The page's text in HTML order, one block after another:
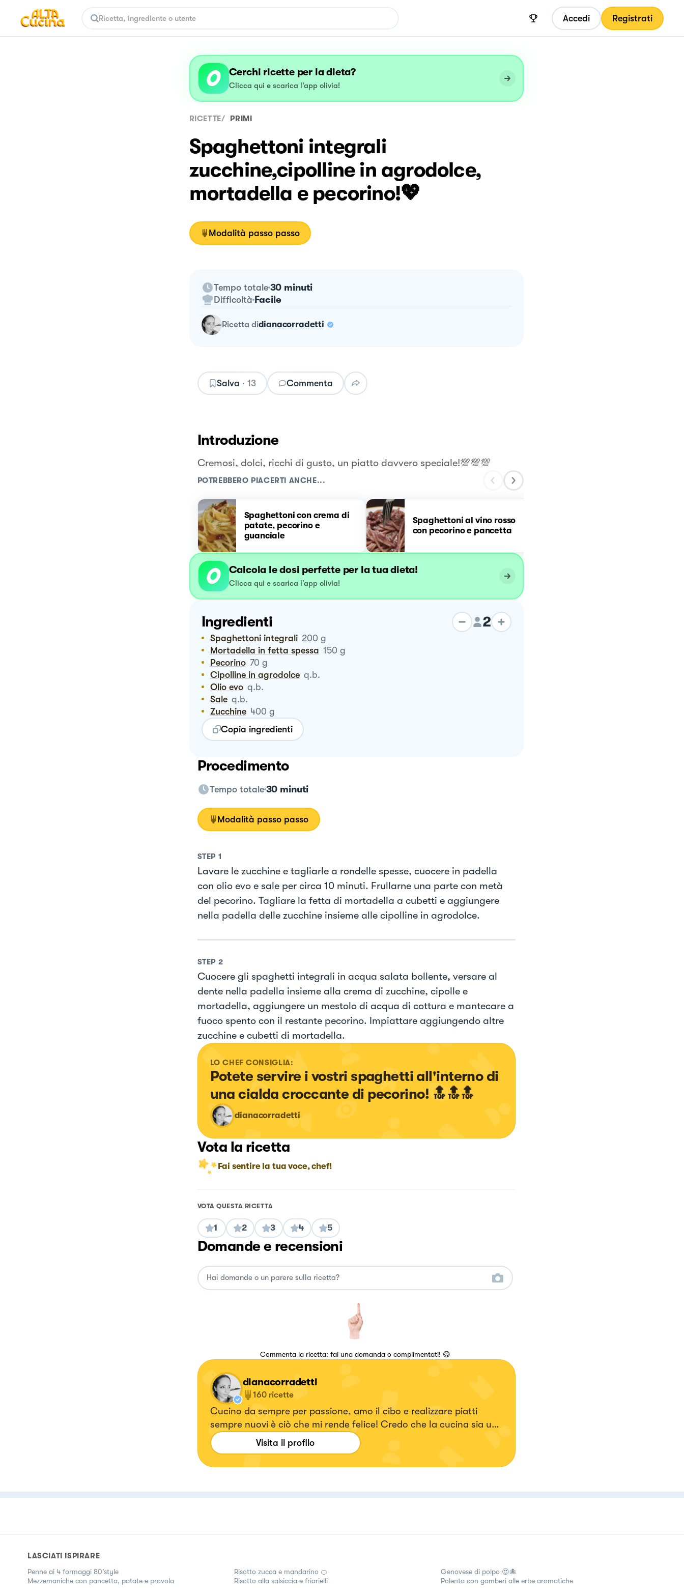
Accedi Registrati
Cerchi ricette per la dieta?
Clicca qui e scarica l’app olivia!
RICETTE/ PRIMI
Spaghettoni integrali
zucchine,cipolline in agrodolce,
mortadella e pecorino!💖
Modalità passo passo
Tempo totale 30 minuti
Difficoltà Facile
ricetta didianacorradetti
Salva · 13 Commenta
Introduzione
Cremosi, dolci, ricchi di gusto, un piatto davvero speciale!💯💯💯
POTREBBERO PIACERTI ANCHE...
Spaghettoni con crema di
patate, pecorino e
guanciale
Spaghettoni al vino rosso
con pecorino e pancetta
Calcola le dosi perfette per la tua dieta!
Clicca qui e scarica l’app olivia!
Ingredienti 2
Spaghettoni integrali 200 g
Mortadella in fetta spessa 150 g
Pecorino 70 g
Cipolline in agrodolce q.b.
Olio evo q.b.
Sale q.b.
Zucchine 400 g
Copia ingredienti
Procedimento
Tempo totale 30 minuti
Modalità passo passo
STEP 1
Lavare le zucchine e tagliarle a rondelle spesse, cuocere in padella
con olio evo e sale per circa 10 minuti. Frullarne una parte con metà
del pecorino. Tagliare la fetta di mortadella a cubetti e aggiungere
nella padella delle zucchine insieme alle cipolline in agrodolce.
STEP 2
Cuocere gli spaghetti integrali in acqua salata bollente, versare al
dente nella padella insieme alla crema di zucchine, cipolle e
mortadella, aggiungere un mestolo di acqua di cottura e mantecare a
fuoco spento con il restante pecorino. Impiattare aggiungendo altre
zucchine e cubetti di mortadella.
LO CHEF CONSIGLIA:
Potete servire i vostri spaghetti all'interno di
una cialda croccante di pecorino! 🔝🔝🔝
dianacorradetti
Vota la ricetta
Fai sentire la tua voce, chef!
VOTA QUESTA RICETTA
1 2 3 4 5
Domande e recensioni
Commenta la ricetta: fai una domanda o complimentati! 😋
dianacorradetti
160 ricette
Cucino da sempre per passione, amo il cibo e realizzare piatti
sempre nuovi è ciò che mi rende felice! Credo che la cucina sia una
delle espressioni artistiche più densa di amore che esista💖
https://www.instagram.com/dianacor14/
Visita il profilo
LASCIATI ISPIRARE
Penne ai 4 formaggi 80’style
Mezzemaniche con pancetta, patate e provola
Risotto zucca e mandarino 🍊
Risotto alla salsiccia e friarielli
Genovese di polpo 😍🐙
Polenta con gamberi alle erbe aromatiche